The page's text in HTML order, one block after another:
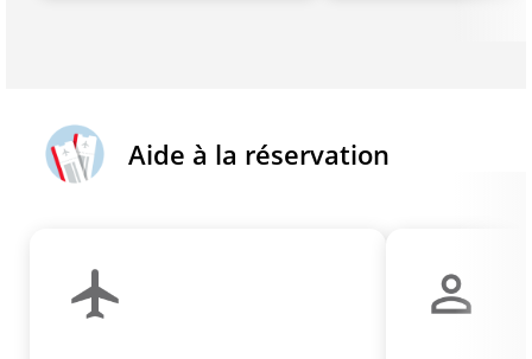
Aide à la réservation